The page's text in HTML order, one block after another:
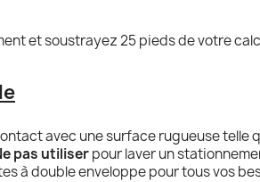
et soustrayez 25 pieds de votre
avec une surface rugueuse telle
pas utiliserpour laver un
à double enveloppe pour tous vos